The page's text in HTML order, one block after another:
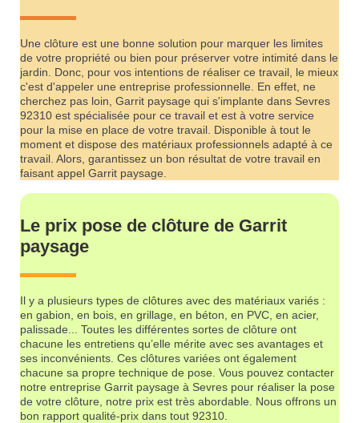
Une clôture est une bonne solution pour marquer les limites
de votre propriété ou bien pour préserver votre intimité dans le
jardin. Donc, pour vos intentions de réaliser ce travail, le mieux
c'est d'appeler une entreprise professionnelle. En effet, ne
cherchez pas loin, Garrit paysage qui s'implante dans Sevres
92310 est spécialisée pour ce travail et est à votre service
pour la mise en place de votre travail. Disponible à tout le
moment et dispose des matériaux professionnels adapté à ce
travail. Alors, garantissez un bon résultat de votre travail en
faisant appel Garrit paysage.
Le prix pose de clôture de Garrit
paysage
Il y a plusieurs types de clôtures avec des matériaux variés :
en gabion, en bois, en grillage, en béton, en PVC, en acier,
palissade... Toutes les différentes sortes de clôture ont
chacune les entretiens qu’elle mérite avec ses avantages et
ses inconvénients. Ces clôtures variées ont également
chacune sa propre technique de pose. Vous pouvez contacter
notre entreprise Garrit paysage à Sevres pour réaliser la pose
de votre clôture, notre prix est très abordable. Nous offrons un
bon rapport qualité-prix dans tout 92310.